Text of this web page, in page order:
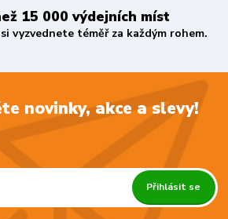
15 000 výdejních míst
vyzvednete téměř za každým rohem.
novinky, akce a slevy!
Přihlásit se